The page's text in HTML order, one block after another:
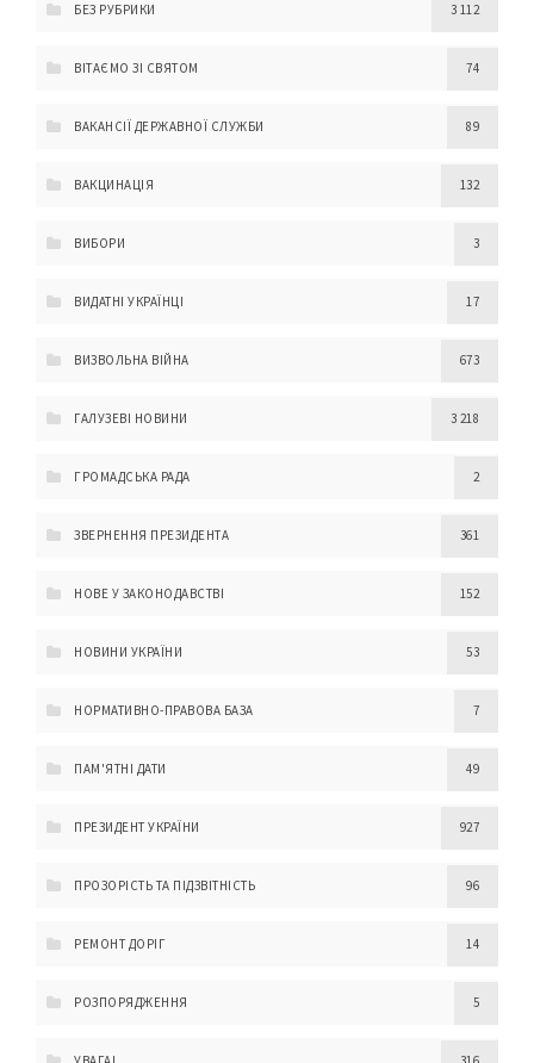
БЕЗ РУБРИКИ 3 112
ВІТАЄМО ЗІ СВЯТОМ 74
ВАКАНСІЇ ДЕРЖАВНОЇ СЛУЖБИ 89
ВАКЦИНАЦІЯ 132
ВИБОРИ 3
ВИДАТНІ УКРАЇНЦІ 17
ВИЗВОЛЬНА ВІЙНА 673
ГАЛУЗЕВІ НОВИНИ 3 218
ГРОМАДСЬКА РАДА 2
ЗВЕРНЕННЯ ПРЕЗИДЕНТА 361
НОВЕ У ЗАКОНОДАВСТВІ 152
НОВИНИ УКРАЇНИ 53
НОРМАТИВНО-ПРАВОВА БАЗА 7
ПАМ'ЯТНІ ДАТИ 49
ПРЕЗИДЕНТ УКРАЇНИ 927
ПРОЗОРІСТЬ ТА ПІДЗВІТНІСТЬ 96
РЕМОНТ ДОРІГ 14
РОЗПОРЯДЖЕННЯ 5